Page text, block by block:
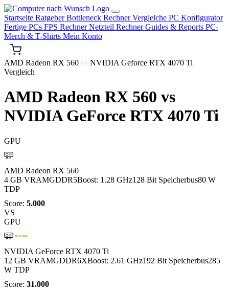
Startseite RatgeberBottleneck RechnerVergleiche PC Konfigurator
Fertige PCs FPS RechnerNetzteil RechnerGuides & Reports PC-
Merch & T-Shirts Mein Konto
AMD Radeon RX 560 vs NVIDIA Geforce RTX 4070 Ti
Vergleich
AMD Radeon RX 560 vs
NVIDIA GeForce RTX 4070 Ti
GPU
AMD Radeon RX 560
4 GB VRAMGDDR5Boost: 1.28 GHz128 Bit Speicherbus80 W
TDP
Score: 5.000
VS
GPU
NVIDIA
NVIDIA GeForce RTX 4070 Ti
12 GB VRAMGDDR6XBoost: 2.61 GHz192 Bit Speicherbus285
W TDP
Score: 31.000